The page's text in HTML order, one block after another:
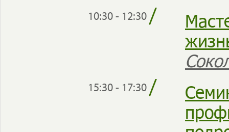
10:30 - 12:30/
15:30 - 17:30/